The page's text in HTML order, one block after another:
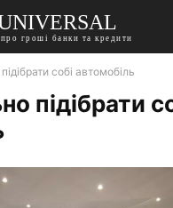
гроші банки та кредити
собі автомобіль
підібрати